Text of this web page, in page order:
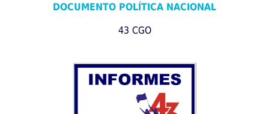
DOCUMENTO POLÍTICA NACIONAL
43 CGO